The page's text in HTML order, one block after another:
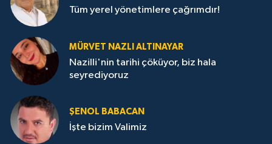
Tüm yerel yönetimlere çağrımdır!
MÜRVET NAZLI ALTINAYAR
Nazilli'nin tarihi çöküyor, biz hala
seyrediyoruz
ŞENOL BABACAN
İşte bizim Valimiz